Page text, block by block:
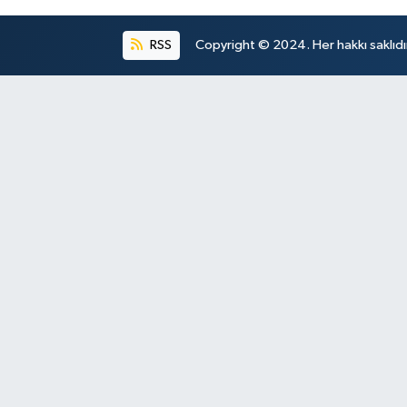
RSS Copyright © 2024. Her hakkı